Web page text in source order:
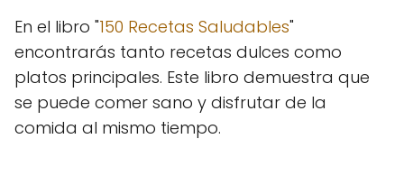
En el libro "150 Recetas Saludables"
encontrarás tanto recetas dulces como
platos principales. Este libro demuestra que
se puede comer sano y disfrutar de la
comida al mismo tiempo.